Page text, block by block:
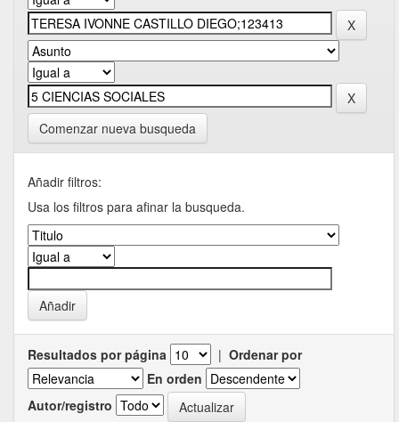
Comenzar nueva busqueda
Añadir filtros:
Usa los filtros para afinar la busqueda.
Resultados por página | Ordenar por
En orden
Autor/registro